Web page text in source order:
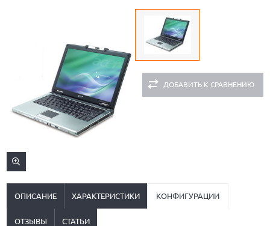
ДОБАВИТЬ К СРАВНЕНИЮ
ОПИСАНИЕ ХАРАКТЕРИСТИКИ КОНФИГУРАЦИИ
ОТЗЫВЫ СТАТЬИ